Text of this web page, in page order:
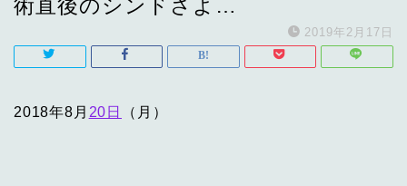
術直後のシンドさよ…
2019年2月17日
2018年8月 20日 （月）